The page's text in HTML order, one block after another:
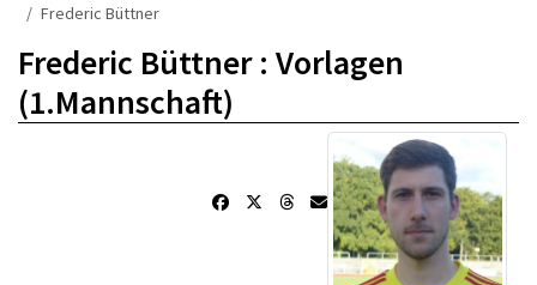
Frederic Büttner
Frederic Büttner : Vorlagen
(1.Mannschaft)